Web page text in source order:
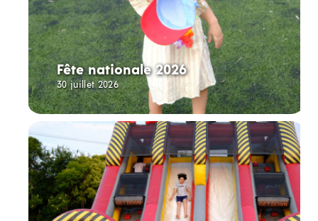
Fête nationale 2026
30 juillet 2026